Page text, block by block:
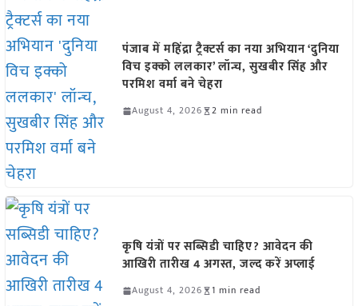
पंजाब में महिंद्रा ट्रैक्टर्स का नया अभियान ‘दुनिया
विच इक्को ललकार’ लॉन्च, सुखबीर सिंह और
परमिश वर्मा बने चेहरा
August 4, 2026 2 min read
कृषि यंत्रों पर सब्सिडी चाहिए? आवेदन की
आखिरी तारीख 4 अगस्त, जल्द करें अप्लाई
August 4, 2026 1 min read